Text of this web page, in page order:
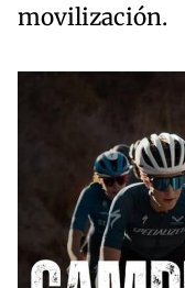
movilización.